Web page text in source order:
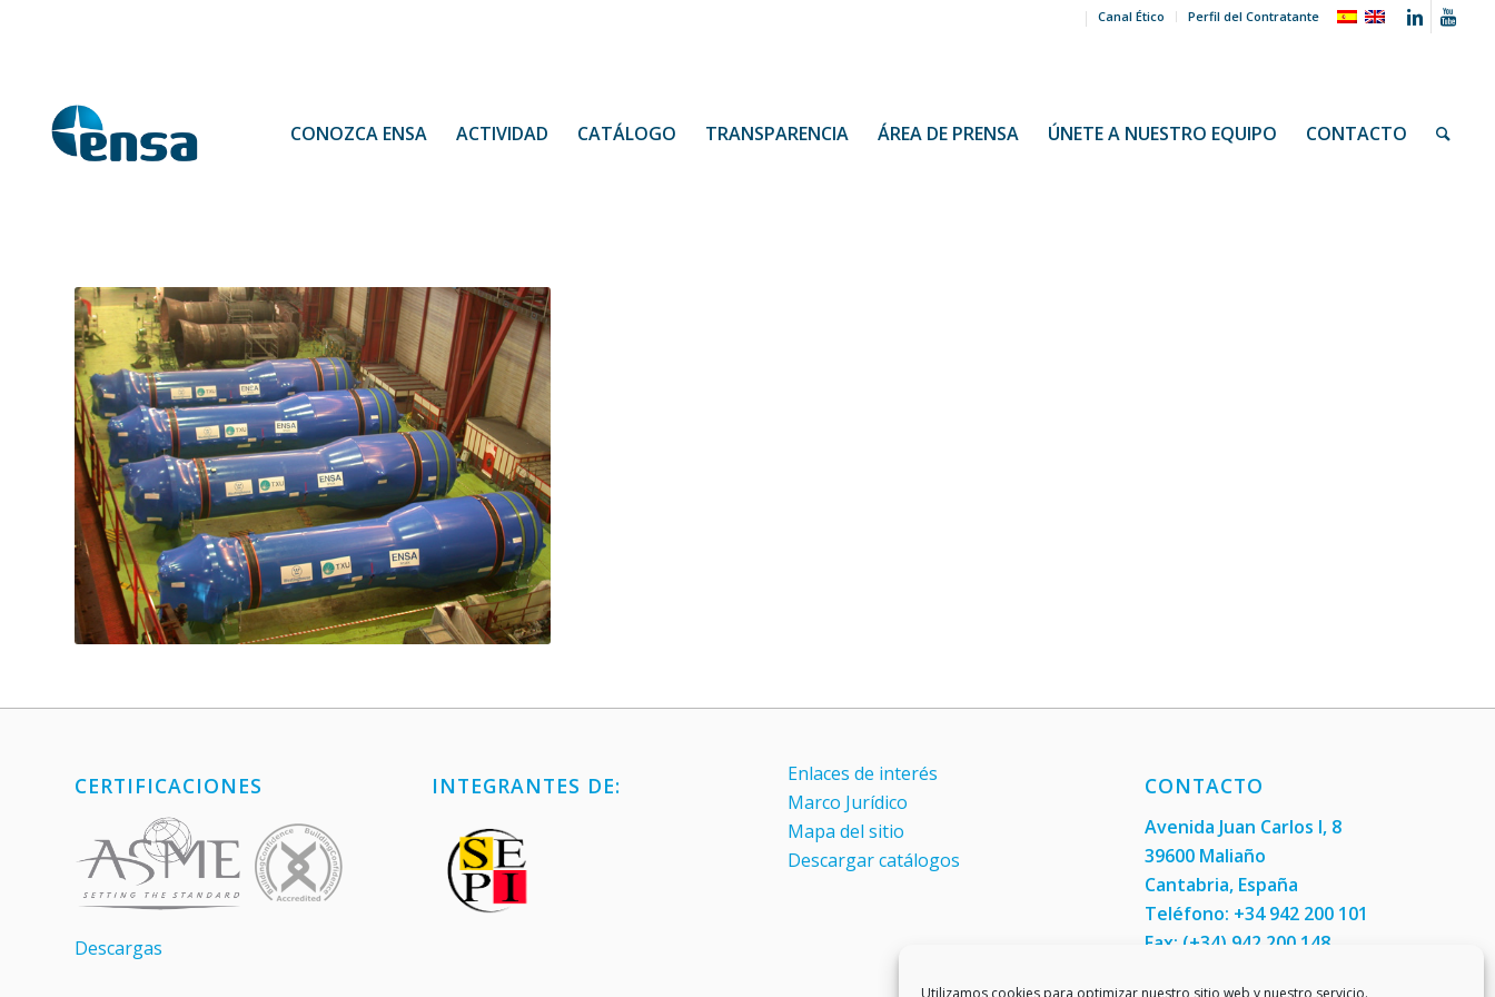
Utilizamos cookies para optimizar nuestro sitio web y nuestro servicio.
Canal Ético Perfil del Contratante
CONOZCA ENSA ACTIVIDAD CATÁLOGO TRANSPARENCIA ÁREA DE PRENSA ÚNETE A NUESTRO EQUIPO CONTACTO
CERTIFICACIONES
Descargas
INTEGRANTES DE:
Enlaces de interés
Marco Jurídico
Mapa del sitio
Descargar catálogos
CONTACTO
Avenida Juan Carlos I, 8
39600 Maliaño
Cantabria, España
Teléfono: +34 942 200 101
Fax: (+34) 942 200 148